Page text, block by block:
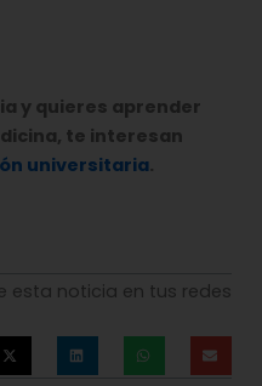
y quieres aprender
te interesan
universitaria.
esta noticia en tus redes